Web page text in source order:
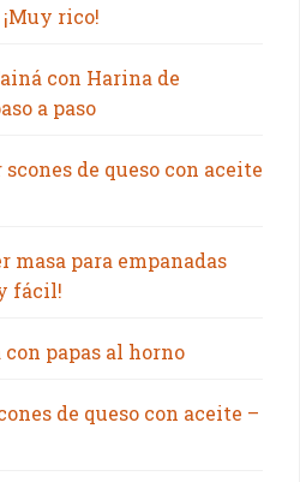
rico!
con Harina de
a paso
scones de queso con aceite
masa para empanadas
fácil!
papas al horno
de queso con aceite –